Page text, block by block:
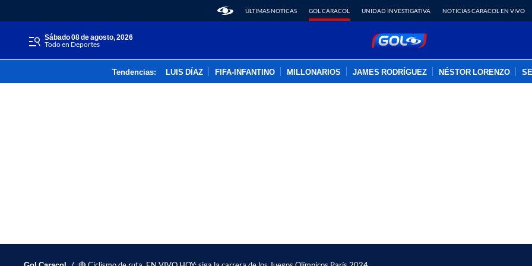
ÚLTIMAS NOTICAS GOL CARACOL UNIDAD INVESTIGATIVA NOTICIAS CARACOL EN VIVO
sábado 08 de agosto, 2026
Todo en Deportes
Tendencias: LUIS DÍAZ FIFA-INFANTINO MILLONARIOS JAMES RODRÍGUEZ NÉSTOR LORENZO